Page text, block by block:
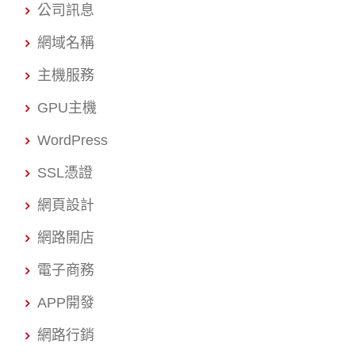
公司訊息
網域名稱
主機服務
GPU主機
WordPress
SSL憑證
網頁設計
網路開店
電子商務
APP開發
網路行銷